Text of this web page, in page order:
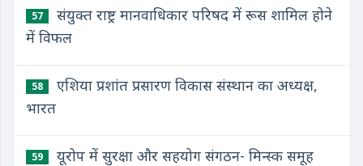
57
संयुक्त राष्ट्र मानवाधिकार परिषद में रूस शामिल होने
में विफल
58
एशिया प्रशांत प्रसारण विकास संस्थान का अध्यक्ष,
भारत
59 यूरोप में सुरक्षा और सहयोग संगठन- मिन्स्क समूह